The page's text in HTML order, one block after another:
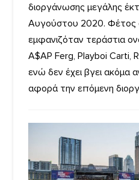
διοργάνωσης μεγάλης
Αυγούστου 2020. Φέτος
εμφανιζόταν τεράστια
A$AP Ferg, Playboi Carti,
ενώ δεν έχει βγει ακόμα
αφορά την επόμενη